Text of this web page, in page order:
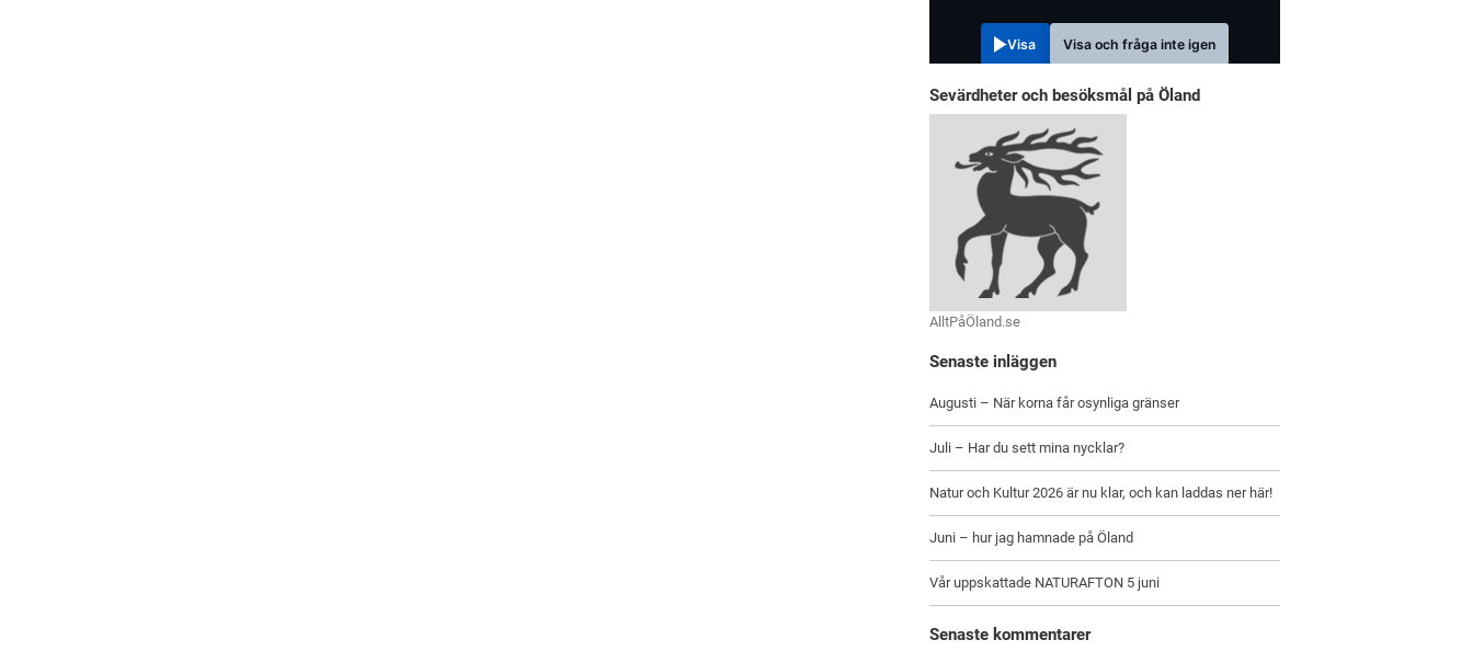
Visa Visa och fråga inte igen
Sevärdheter och besöksmål på Öland
AlltPåÖland.se
Senaste inläggen
Augusti – När korna får osynliga gränser
Juli – Har du sett mina nycklar?
Natur och Kultur 2026 är nu klar, och kan laddas ner här!
Juni – hur jag hamnade på Öland
Vår uppskattade NATURAFTON 5 juni
Senaste kommentarer